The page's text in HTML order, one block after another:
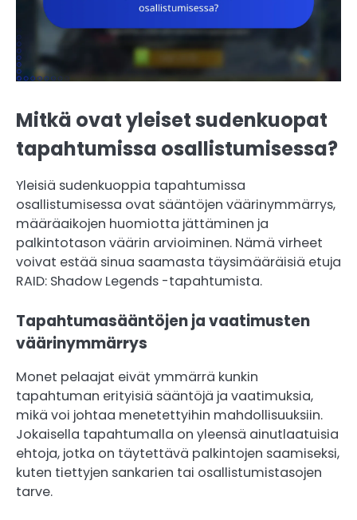
Mitkä ovat yleiset sudenkuopat
tapahtumissa osallistumisessa?
Yleisiä sudenkuoppia tapahtumissa
osallistumisessa ovat sääntöjen väärinymmärrys,
määräaikojen huomiotta jättäminen ja
palkintotason väärin arvioiminen. Nämä virheet
voivat estää sinua saamasta täysimääräisiä etuja
RAID: Shadow Legends -tapahtumista.
Tapahtumasääntöjen ja vaatimusten
väärinymmärrys
Monet pelaajat eivät ymmärrä kunkin
tapahtuman erityisiä sääntöjä ja vaatimuksia,
mikä voi johtaa menetettyihin mahdollisuuksiin.
Jokaisella tapahtumalla on yleensä ainutlaatuisia
ehtoja, jotka on täytettävä palkintojen saamiseksi,
kuten tiettyjen sankarien tai osallistumistasojen
tarve.